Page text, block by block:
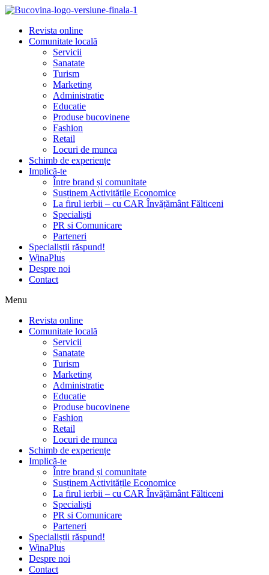
Revista online
Comunitate locală
Servicii
Sanatate
Turism
Marketing
Administratie
Educatie
Produse bucovinene
Fashion
Retail
Locuri de munca
Schimb de experiențe
Implică-te
Între brand și comunitate
Susținem Activitățile Economice
La firul ierbii – cu CAR Învățământ Fălticeni
Specialiști
PR si Comunicare
Parteneri
Specialiștii răspund!
WinaPlus
Despre noi
Contact
Menu
Revista online
Comunitate locală
Servicii
Sanatate
Turism
Marketing
Administratie
Educatie
Produse bucovinene
Fashion
Retail
Locuri de munca
Schimb de experiențe
Implică-te
Între brand și comunitate
Susținem Activitățile Economice
La firul ierbii – cu CAR Învățământ Fălticeni
Specialiști
PR si Comunicare
Parteneri
Specialiștii răspund!
WinaPlus
Despre noi
Contact